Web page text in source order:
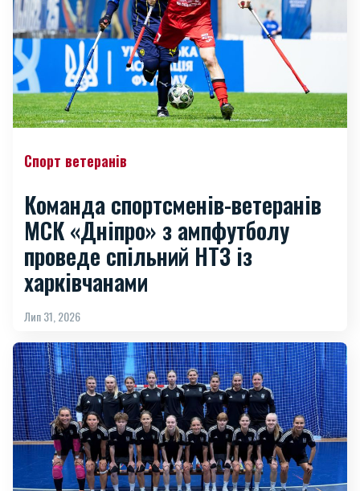
Спорт ветеранів
Команда спортсменів-ветеранів
МСК «Дніпро» з ампфутболу
проведе спільний НТЗ із
харківчанами
Лип 31, 2026